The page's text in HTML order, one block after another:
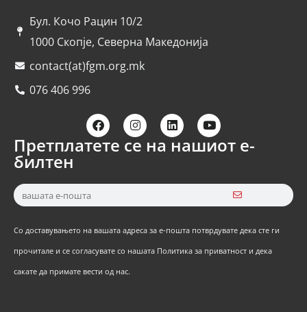
Бул. Кочо Рацин 10/2
1000 Скопје, Северна Македонија
contact(at)fgm.org.mk
076 406 996
Претплатете се на нашиот е-
билтен
Со доставувањето на вашата адреса за е-пошта потврдувате дека сте ги
прочитале и се согласувате со нашата Политика за приватност и дека
сакате да примате вести од нас.